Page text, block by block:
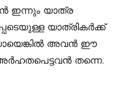
ഇന്നും യാത്ര
യാത്രികർക്ക്
അവൻ ഈ
തന്നെ.